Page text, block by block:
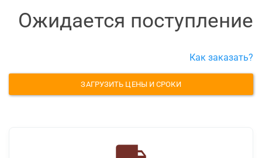
Ожидается поступление
Как заказать?
ЗАГРУЗИТЬ ЦЕНЫ И СРОКИ